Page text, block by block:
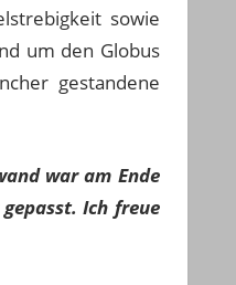
sowie
um den Globus
gestandene
war am Ende
Ich freue